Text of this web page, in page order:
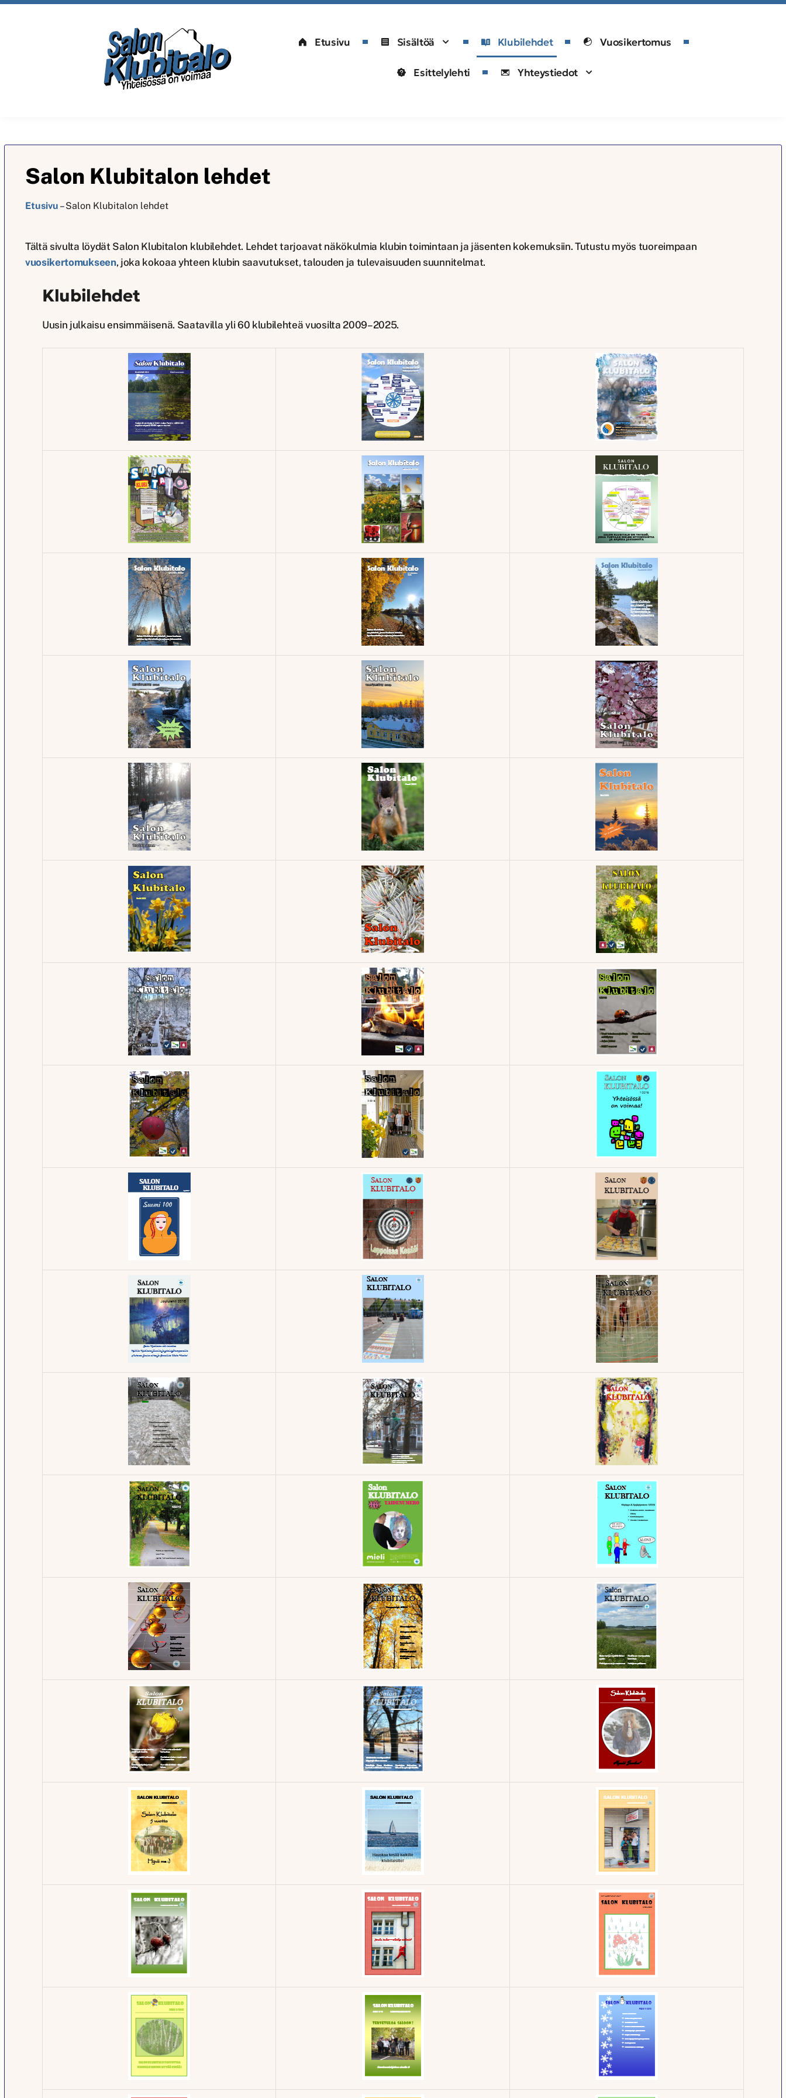
Etusivu Sisältöä Klubilehdet Vuosikertomus
Esittelylehti Yhteystiedot
Salon Klubitalon lehdet
Etusivu –Salon Klubitalon lehdet
Tältä sivulta löydät Salon Klubitalon klubilehdet. Lehdet tarjoavat näkökulmia klubin toimintaan ja jäsenten kokemuksiin. Tutustu myös tuoreimpaan
vuosikertomukseen, joka kokoaa yhteen klubin saavutukset, talouden ja tulevaisuuden suunnitelmat.
Klubilehdet
Uusin julkaisu ensimmäisenä. Saatavilla yli 60 klubilehteä vuosilta 2009–2025.
Klubilehti –
02/2026
Klubilehti –
01/2026
Klubilehti –
04/2025
Klubilehti –
3/2025
Klubilehti –
2/2025
Klubilehti
1/2025
Klubilehti -
4/2024
Klubilehti –
3/2024
Klubilehti –
2/2024
Klubilehti -
1/2024
Klubilehti -
2/2023
Klubilehti -
1/2023
Klubilehti -
2/2022
Klubilehti -
1/2022
Klubilehti -
2/2021
Klubilehti -
1/2021
Klubilehti -
2/2020
Klubilehti -
1/2020
Klubilehti -
3/2019
Klubilehti -
2/2019
Klubilehti -
1/2019
Klubilehti -
3/2018
Klubilehti -
2/2018
Klubilehti -
1/2018
Klubilehti -
3/2017
Klubilehti -
2/2017
Klubilehti -
1/2017
Klubilehti -
4/2016
Klubilehti -
3/2016
Klubilehti -
2/2016
Klubilehti -
1/2016
Klubilehti -
5/2015
Klubilehti -
3/2015
Klubilehti -
4/2015
Klubilehti -
2/2015
Klubilehti -
1/2015
Klubilehti -
5/2014
Klubilehti -
4/2014
Klubilehti -
3/2014
Klubilehti -
2/2014
Klubilehti -
1/2014
Klubilehti -
5/2013
Klubilehti -
4/2013
Klubilehti -
3/2013
Klubilehti -
2/2013
Klubilehti -
1/2013
Klubilehti -
5/2012
Klubilehti -
4/2012